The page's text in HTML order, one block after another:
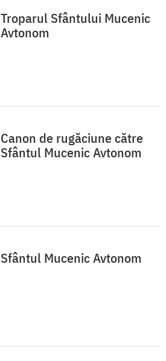
Troparul Sfântului Mucenic
Avtonom
Canon de rugăciune către
Sfântul Mucenic Avtonom
Sfântul Mucenic Avtonom